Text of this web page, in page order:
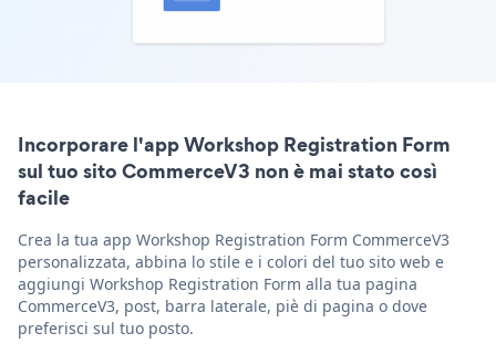
Incorporare l'app Workshop Registration Form
sul tuo sito CommerceV3 non è mai stato così
facile
Crea la tua app Workshop Registration Form CommerceV3
personalizzata, abbina lo stile e i colori del tuo sito web e
aggiungi Workshop Registration Form alla tua pagina
CommerceV3, post, barra laterale, piè di pagina o dove
preferisci sul tuo posto.